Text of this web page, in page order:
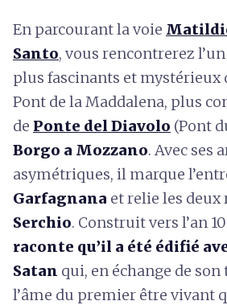
En parcourant la voie
Santo, vous rencontrerez
plus fascinants et mystérieux
Pont de la Maddalena, plus
de Ponte del Diavolo (Pont
Borgo a Mozzano. Avec ses
asymétriques, il marque
Garfagnana et relie les deux
Serchio. Construit vers l’an
raconte qu’il a été édifié
Satan qui, en échange de
l’âme du premier être vivant